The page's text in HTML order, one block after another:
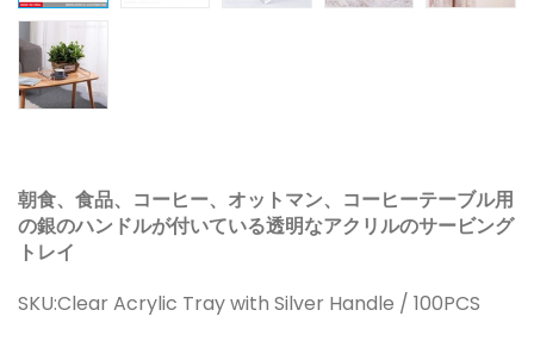
朝食、食品、コーヒー、オットマン、コーヒーテーブル用
の銀のハンドルが付いている透明なアクリルのサービング
トレイ
SKU:Clear Acrylic Tray with Silver Handle / 100PCS